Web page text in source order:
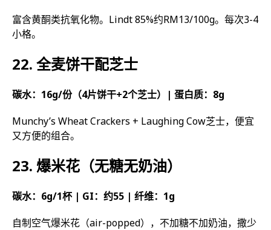
富含黄酮类抗氧化物。Lindt 85%约RM13/100g。每次3-4
小格。
22. 全麦饼干配芝士
碳水：16g/份（4片饼干+2个芝士）| 蛋白质：8g
Munchy’s Wheat Crackers + Laughing Cow芝士，便宜
又方便的组合。
23. 爆米花（无糖无奶油）
碳水：6g/1杯 | GI：约55 | 纤维：1g
自制空气爆米花（air-popped），不加糖不加奶油，撒少